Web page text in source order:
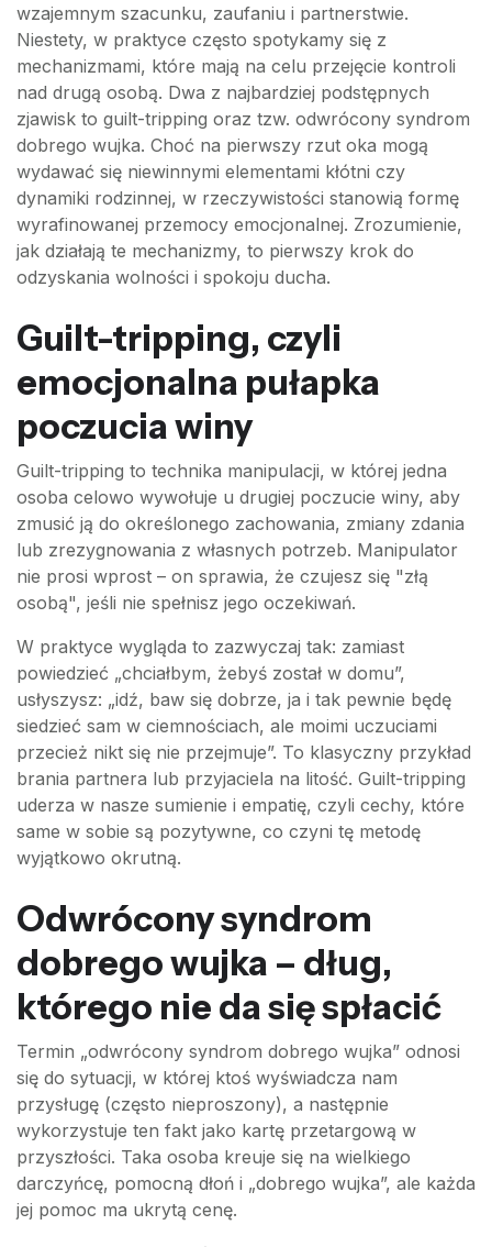
wzajemnym szacunku, zaufaniu i partnerstwie.
Niestety, w praktyce często spotykamy się z
mechanizmami, które mają na celu przejęcie kontroli
nad drugą osobą. Dwa z najbardziej podstępnych
zjawisk to guilt-tripping oraz tzw. odwrócony syndrom
dobrego wujka. Choć na pierwszy rzut oka mogą
wydawać się niewinnymi elementami kłótni czy
dynamiki rodzinnej, w rzeczywistości stanowią formę
wyrafinowanej przemocy emocjonalnej. Zrozumienie,
jak działają te mechanizmy, to pierwszy krok do
odzyskania wolności i spokoju ducha.
Guilt-tripping, czyli
emocjonalna pułapka
poczucia winy
Guilt-tripping to technika manipulacji, w której jedna
osoba celowo wywołuje u drugiej poczucie winy, aby
zmusić ją do określonego zachowania, zmiany zdania
lub zrezygnowania z własnych potrzeb. Manipulator
nie prosi wprost – on sprawia, że czujesz się "złą
osobą", jeśli nie spełnisz jego oczekiwań.
W praktyce wygląda to zazwyczaj tak: zamiast
powiedzieć „chciałbym, żebyś został w domu”,
usłyszysz: „idź, baw się dobrze, ja i tak pewnie będę
siedzieć sam w ciemnościach, ale moimi uczuciami
przecież nikt się nie przejmuje”. To klasyczny przykład
brania partnera lub przyjaciela na litość. Guilt-tripping
uderza w nasze sumienie i empatię, czyli cechy, które
same w sobie są pozytywne, co czyni tę metodę
wyjątkowo okrutną.
Odwrócony syndrom
dobrego wujka – dług,
którego nie da się spłacić
Termin „odwrócony syndrom dobrego wujka” odnosi
się do sytuacji, w której ktoś wyświadcza nam
przysługę (często nieproszony), a następnie
wykorzystuje ten fakt jako kartę przetargową w
przyszłości. Taka osoba kreuje się na wielkiego
darczyńcę, pomocną dłoń i „dobrego wujka”, ale każda
jej pomoc ma ukrytą cenę.